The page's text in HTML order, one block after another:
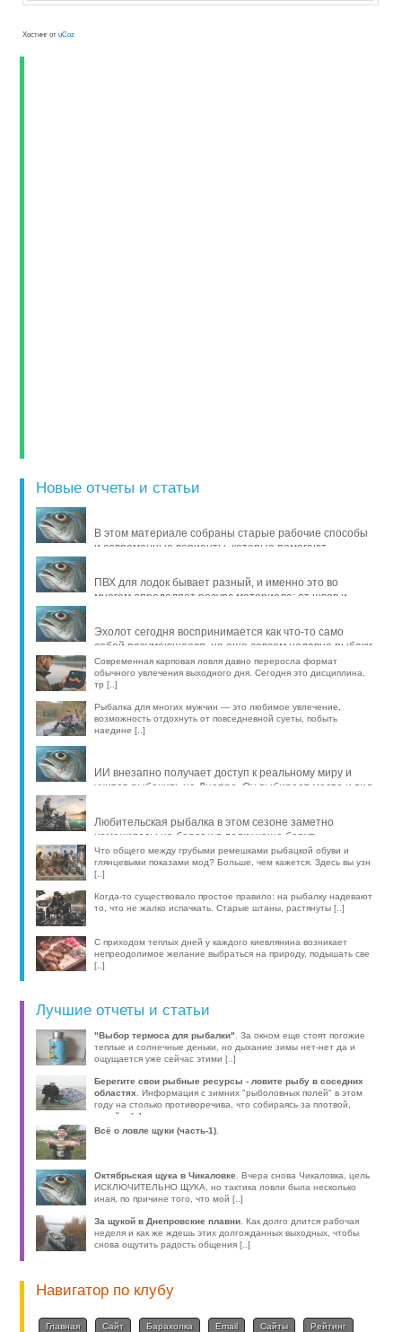
Хостинг отuCoz
Новые отчеты и статьи
В этом материале собраны старые рабочие способы
и современные варианты, которые помогают
ПВХ для лодок бывает разный, и именно это во
многом определяет ресурс материала: от швов и
Эхолот сегодня воспринимается как что-то само
собой разумеющееся, но еще совсем недавно рыбаки
обходились б [..]
Современная карповая ловля давно переросла формат
обычного увлечения выходного дня. Сегодня это дисциплина,
тр [..]
Рыбалка для многих мужчин — это любимое увлечение,
возможность отдохнуть от повседневной суеты, побыть
наедине [..]
ИИ внезапно получает доступ к реальному миру и
учится рыбачить на Днепре. Он выбирает место и вид
Любительская рыбалка в этом сезоне заметно
изменилась: на берег и в лодку чаще берут
компактные эхолоты, об [..]
Что общего между грубыми ремешками рыбацкой обуви и
глянцевыми показами мод? Больше, чем кажется. Здесь вы узн
[..]
Когда-то существовало простое правило: на рыбалку надевают
то, что не жалко испачкать. Старые штаны, растянуты [..]
С приходом теплых дней у каждого киевлянина возникает
непреодолимое желание выбраться на природу, подышать све
[..]
Лучшие отчеты и статьи
"Выбор термоса для рыбалки". За окном еще стоят погожие
теплые и солнечные деньки, но дыхание зимы нет-нет да и
ощущается уже сейчас этими [..]
Берегите свои рыбные ресурсы - ловите рыбу в соседних
областях
. Информация с зимних "рыболовных полей" в этом
году на столько противоречива, что собираясь за плотвой,
волей-н [..]
Всё о ловле щуки (часть-1)
Октябрьская щука в Чикаловке. Вчера снова Чикаловка, цель
ИСКЛЮЧИТЕЛЬНО ЩУКА, но тактика ловли была несколько
иная, по причине того, что мой [..]
За щукой в Днепровские плавни . Как долго длится рабочая
неделя и как же ждешь этих долгожданных выходных, чтобы
снова ощутить радость общения [..]
Навигатор по клубу
Главная Сайт Барахолка Email Сайты Рейтинг